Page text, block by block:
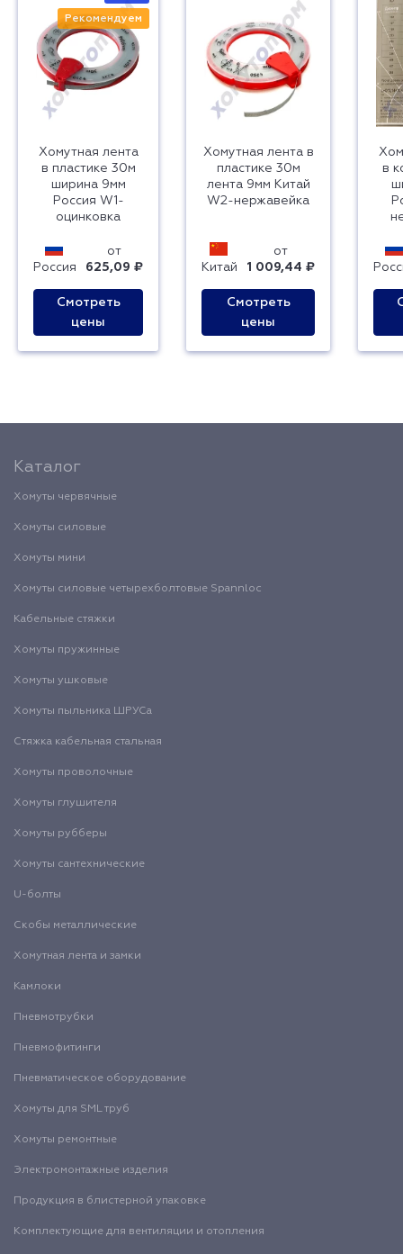
Рекомендуем
Хомутная лента
в пластике 30м
ширина 9мм
Россия W1-
оцинковка
Россия
от
625,09 ₽
Смотреть
цены
Хомутная лента в
пластике 30м
лента 9мм Китай
W2-нержавейка
Китай
от
1 009,44 ₽
Смотреть
цены
в
Каталог
Хомуты червячные
Хомуты силовые
Хомуты мини
Хомуты силовые четырехболтовые Spannloc
Кабельные стяжки
Хомуты пружинные
Хомуты ушковые
Хомуты пыльника ШРУСа
Стяжка кабельная стальная
Хомуты проволочные
Хомуты глушителя
Хомуты рубберы
Хомуты сантехнические
U-болты
Скобы металлические
Хомутная лента и замки
Камлоки
Пневмотрубки
Пневмофитинги
Пневматическое оборудование
Хомуты для SML труб
Хомуты ремонтные
Электромонтажные изделия
Продукция в блистерной упаковке
Комплектующие для вентиляции и отопления